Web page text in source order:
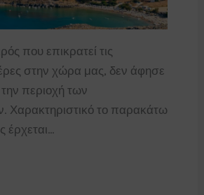
που επικρατεί τις
στην χώρα μας, δεν άφησε
περιοχή των
Χαρακτηριστικό το παρακάτω
έρχεται…